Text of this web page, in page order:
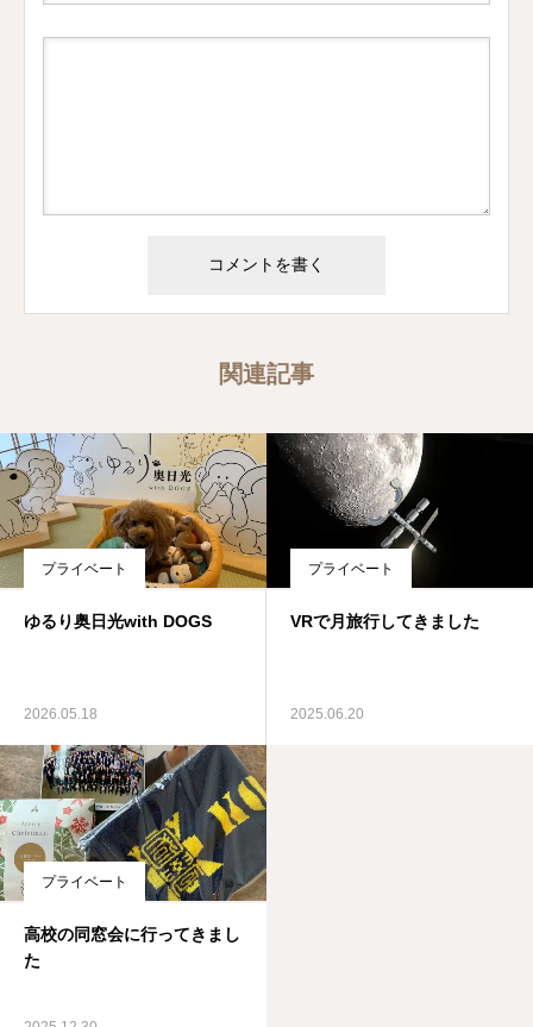
関連記事
プライベート
ゆるり奥日光with DOGS
2026.05.18
プライベート
VRで月旅行してきました︎︎
2025.06.20
プライベート
高校の同窓会に行ってきまし
た